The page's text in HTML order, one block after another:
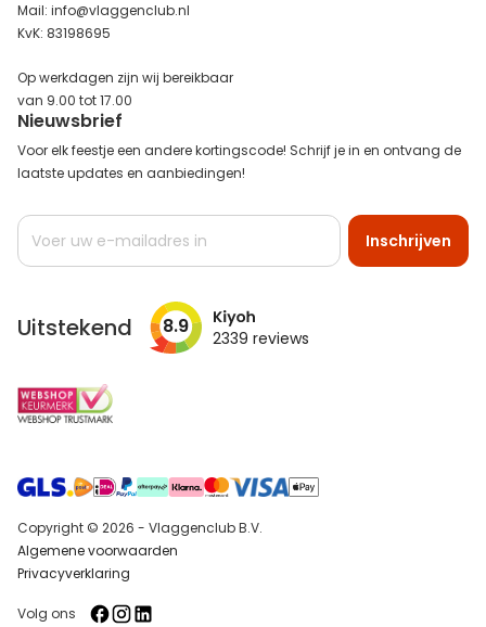
Mail: info@vlaggenclub.nl
KvK: 83198695
Op werkdagen zijn wij bereikbaar
van 9.00 tot 17.00
Nieuwsbrief
Voor elk feestje een andere kortingscode! Schrijf je in en ontvang de
laatste updates en aanbiedingen!
Abonneer
op
Inschrijven
Uitstekend 8.9 2339 reviews
Copyright © 2026 - Vlaggenclub B.V.
Algemene voorwaarden
Privacyverklaring
Volg ons